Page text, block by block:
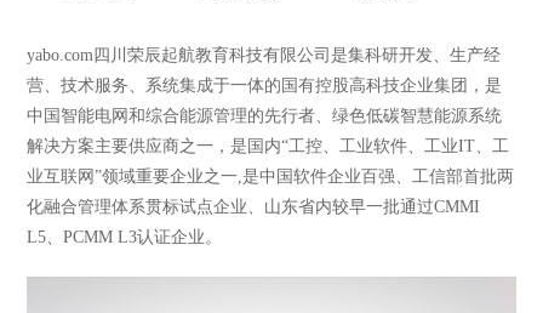
yabo.com四川荣辰起航教育科技有限公司是集科研开发、生产经
营、技术服务、系统集成于一体的国有控股高科技企业集团，是
中国智能电网和综合能源管理的先行者、绿色低碳智慧能源系统
解决方案主要供应商之一，是国内“工控、工业软件、工业IT、工
业互联网”领域重要企业之一,是中国软件企业百强、工信部首批两
化融合管理体系贯标试点企业、山东省内较早一批通过CMMI
L5、PCMM L3认证企业。